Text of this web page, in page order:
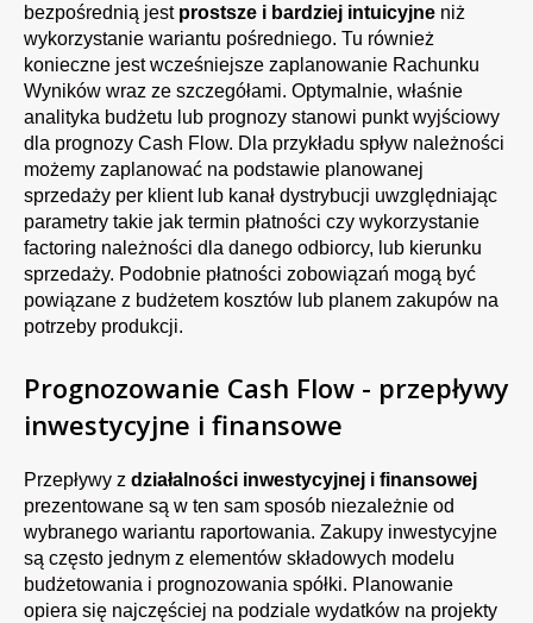
bezpośrednią jest prostsze i bardziej intuicyjne niż
wykorzystanie wariantu pośredniego. Tu również
konieczne jest wcześniejsze zaplanowanie Rachunku
Wyników wraz ze szczegółami. Optymalnie, właśnie
analityka budżetu lub prognozy stanowi punkt wyjściowy
dla prognozy Cash Flow. Dla przykładu spływ należności
możemy zaplanować na podstawie planowanej
sprzedaży per klient lub kanał dystrybucji uwzględniając
parametry takie jak termin płatności czy wykorzystanie
factoring należności dla danego odbiorcy, lub kierunku
sprzedaży. Podobnie płatności zobowiązań mogą być
powiązane z budżetem kosztów lub planem zakupów na
potrzeby produkcji.
Prognozowanie Cash Flow - przepływy
inwestycyjne i finansowe
Przepływy z działalności inwestycyjnej i finansowej
prezentowane są w ten sam sposób niezależnie od
wybranego wariantu raportowania. Zakupy inwestycyjne
są często jednym z elementów składowych modelu
budżetowania i prognozowania spółki. Planowanie
opiera się najczęściej na podziale wydatków na projekty